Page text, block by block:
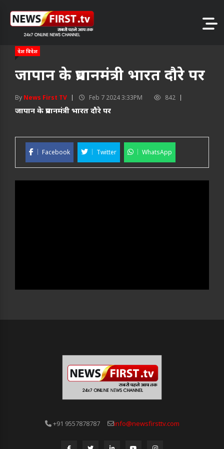
देश विदेश
जापान के प्रधानमंत्री भारत दौरे पर
By News First TV Feb 7 2024 3:33PM 842
जापान के प्रधानमंत्री भारत दौरे पर
Facebook Twitter WhatsApp
+91 9557878787 info@newsfirsttv.com